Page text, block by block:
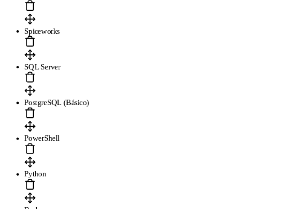
Spiceworks
SQL Server
PostgreSQL (Básico)
PowerShell
Python